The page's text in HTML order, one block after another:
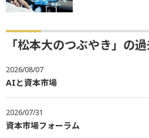
「松本大のつぶやき」の
2026/08/07
AIと資本市場
2026/07/31
資本市場フォーラム